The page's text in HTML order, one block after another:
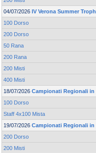
04/07/2026 IV Verona Summer
100 Dorso
200 Dorso
50 Rana
200 Rana
200 Misti
400 Misti
18/07/2026 Campionati Regionali in
100 Dorso
Staff 4x100 Mista
19/07/2026 Campionati Regionali in
200 Dorso
200 Misti